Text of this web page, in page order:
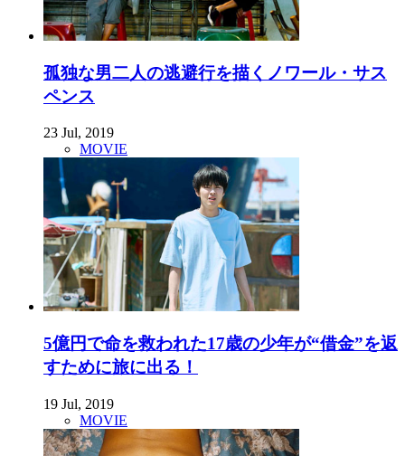
孤独な男二人の逃避行を描くノワール・サス
ペンス
23 Jul, 2019
MOVIE
5億円で命を救われた17歳の少年が“借金”を返
すために旅に出る！
19 Jul, 2019
MOVIE